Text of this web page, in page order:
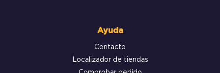
Ayuda
Contacto
Localizador de tiendas